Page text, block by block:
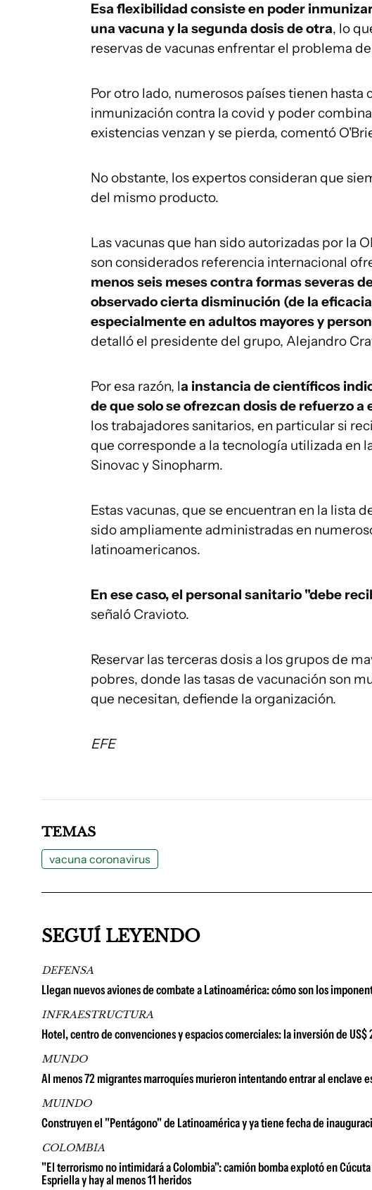
Esa flexibilidad consiste en poder
una vacuna y la segunda dosis de otra, lo
reservas de vacunas enfrentar el problema
Por otro lado, numerosos países tienen hasta
inmunización contra la covid y poder
existencias venzan y se pierda, comentó
No obstante, los expertos consideran que
del mismo producto.
Las vacunas que han sido autorizadas por la
son considerados referencia internacional
menos seis meses contra formas severas
observado cierta disminución (de la
especialmente en adultos mayores y
detalló el presidente del grupo, Alejandro
Por esa razón, la instancia de científicos
de que solo se ofrezcan dosis de refuerzo
los trabajadores sanitarios, en particular si
que corresponde a la tecnología utilizada en
Sinovac y Sinopharm.
Estas vacunas, que se encuentran en la lista
sido ampliamente administradas en
latinoamericanos.
En ese caso, el personal sanitario "debe
señaló Cravioto.
Reservar las terceras dosis a los grupos de
pobres, donde las tasas de vacunación son
que necesitan, defiende la organización.
EFE
TEMAS
vacuna coronavirus
SEGUÍ LEYENDO
DEFENSA
Llegan nuevos aviones de combate a Latinoamérica: cómo son los
INFRAESTRUCTURA
Hotel, centro de convenciones y espacios comerciales: la inversión de
MUNDO
Al menos 72 migrantes marroquíes murieron intentando entrar al enclave
MUINDO
Construyen el "Pentágono" de Latinoamérica y ya tiene fecha de
COLOMBIA
"El terrorismo no intimidará a Colombia": camión bomba explotó en
Espriella y hay al menos 11 heridos